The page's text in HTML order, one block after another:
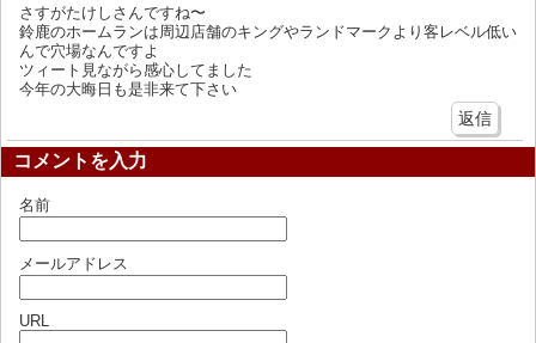
さすがたけしさんですね〜
鈴鹿のホームランは周辺店舗のキングやランドマークより客レベル低い
んで穴場なんですよ
ツィート見ながら感心してました
今年の大晦日も是非来て下さい
返信
コメントを入力
名前
メールアドレス
URL